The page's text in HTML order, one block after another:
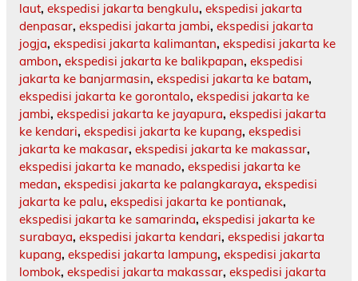
laut, ekspedisi jakarta bengkulu, ekspedisi jakarta
denpasar, ekspedisi jakarta jambi, ekspedisi jakarta
jogja, ekspedisi jakarta kalimantan, ekspedisi jakarta ke
ambon, ekspedisi jakarta ke balikpapan, ekspedisi
jakarta ke banjarmasin, ekspedisi jakarta ke batam,
ekspedisi jakarta ke gorontalo, ekspedisi jakarta ke
jambi, ekspedisi jakarta ke jayapura, ekspedisi jakarta
ke kendari, ekspedisi jakarta ke kupang, ekspedisi
jakarta ke makasar, ekspedisi jakarta ke makassar,
ekspedisi jakarta ke manado, ekspedisi jakarta ke
medan, ekspedisi jakarta ke palangkaraya, ekspedisi
jakarta ke palu, ekspedisi jakarta ke pontianak,
ekspedisi jakarta ke samarinda, ekspedisi jakarta ke
surabaya, ekspedisi jakarta kendari, ekspedisi jakarta
kupang, ekspedisi jakarta lampung, ekspedisi jakarta
lombok, ekspedisi jakarta makassar, ekspedisi jakarta